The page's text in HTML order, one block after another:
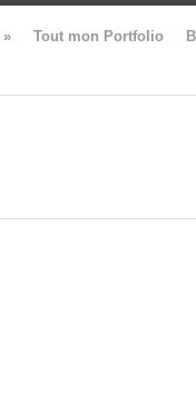
» Tout mon Portfolio